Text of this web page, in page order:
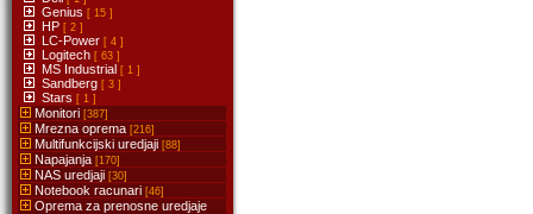
Genius [ 15 ]
HP [ 2 ]
LC-Power [ 4 ]
Logitech [ 63 ]
MS Industrial [ 1 ]
Sandberg [ 3 ]
Stars [ 1 ]
Monitori [387]
Mrezna oprema [216]
Multifunkcijski uredjaji [88]
Napajanja [170]
NAS uredjaji [30]
Notebook racunari [46]
Oprema za prenosne uredjaje